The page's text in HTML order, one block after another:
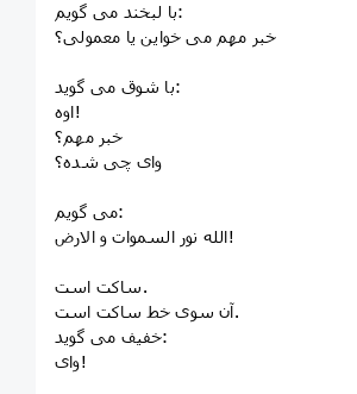
با لبخند می گویم:
خبر مهم می خواین یا معمولی؟
با شوق می گوید:
اوه!
خبر مهم؟
وای چی شده؟
می گویم:
الله نور السموات و الارض!
ساکت است‌.
آن سوی خط ساکت است.
خفیف می گوید:
وای!